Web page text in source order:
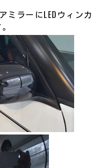
ミラーにLEDウィンカ